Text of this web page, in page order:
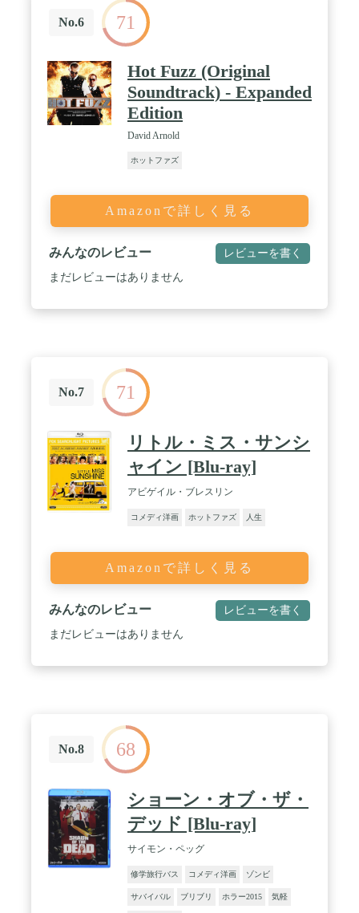
No.6 71
Hot Fuzz (Original
Soundtrack) - Expanded
Edition
David Arnold
ホットファズ
Amazonで詳しく見る
みんなのレビュー レビューを書く
まだレビューはありません
No.7 71
リトル・ミス・サンシ
ャイン [Blu-ray]
アビゲイル・ブレスリン
コメディ洋画 ホットファズ 人生
Amazonで詳しく見る
みんなのレビュー レビューを書く
まだレビューはありません
No.8 68
ショーン・オブ・ザ・
デッド [Blu-ray]
サイモン・ペッグ
修学旅行バス コメディ洋画 ゾンビ
サバイバル ブリブリ ホラー2015 気軽